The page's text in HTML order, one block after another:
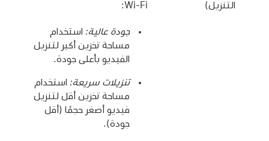
التنزيل)
Wi‑Fi:
جودة عالية: استخدام
مساحة تخزين أكبر لتنزيل
الفيديو بأعلى جودة.
تنزيلات سريعة: استخدام
مساحة تخزين أقل لتنزيل
فيديو أصغر حجمًا (أقل
جودة).